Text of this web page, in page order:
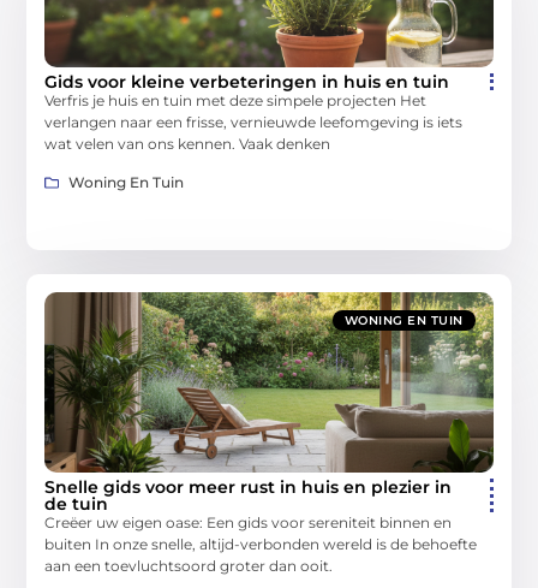
Gids voor kleine verbeteringen in huis en tuin
Verfris je huis en tuin met deze simpele projecten Het
verlangen naar een frisse, vernieuwde leefomgeving is iets
wat velen van ons kennen. Vaak denken
Woning En Tuin
WONING EN TUIN
Snelle gids voor meer rust in huis en plezier in
de tuin
Creëer uw eigen oase: Een gids voor sereniteit binnen en
buiten In onze snelle, altijd-verbonden wereld is de behoefte
aan een toevluchtsoord groter dan ooit.